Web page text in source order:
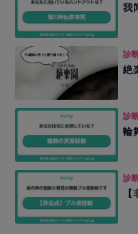
我
診
絶
診
輪
診